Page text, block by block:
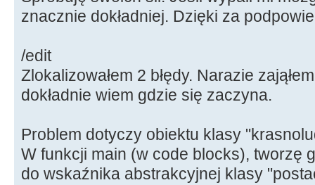
znacznie dokładniej. Dzięki za
/edit
Zlokalizowałem 2 błędy. Narazie
dokładnie wiem gdzie się zaczyna.
Problem dotyczy obiektu klasy
W funkcji main (w code blocks), tworzę
do wskaźnika abstrakcyjnej klasy